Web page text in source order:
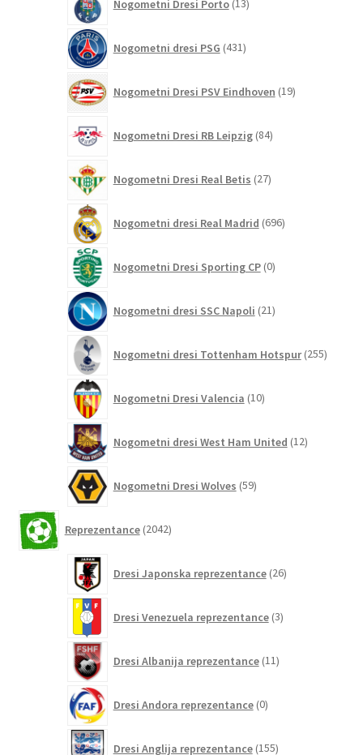
Nogometni Dresi Porto 13izdelkov
Nogometni dresi PSG 431izdelkov
Nogometni Dresi PSV Eindhoven 19izdelkov
Nogometni Dresi RB Leipzig 84izdelkov
Nogometni Dresi Real Betis 27izdelkov
Nogometni dresi Real Madrid 696izdelkov
Nogometni Dresi Sporting CP 0izdelkov
Nogometni dresi SSC Napoli 21izdelkov
Nogometni dresi Tottenham Hotspur 255
Nogometni Dresi Valencia 10izdelkov
Nogometni dresi West Ham United 12izdelkov
Nogometni Dresi Wolves 59izdelkov
Reprezentance 2042izdelkov
Dresi Japonska reprezentance 26izdelkov
Dresi Venezuela reprezentance 3izdelki
Dresi Albanija reprezentance 11izdelkov
Dresi Andora reprezentance 0izdelkov
Dresi Anglija reprezentance 155